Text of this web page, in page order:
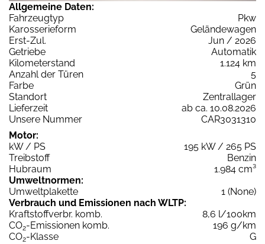
Allgemeine Daten:
Fahrzeugtyp
Pkw
Karosserieform
Geländewagen
Erst-Zul.
Jun / 2026
Getriebe
Automatik
Kilometerstand
1.124 km
Anzahl der Türen
5
Farbe
Grün
Standort
Zentrallager
Lieferzeit
ab ca. 10.08.2026
Unsere Nummer
CAR3031310
Motor:
kW / PS
195 kW / 265 PS
Treibstoff
Benzin
Hubraum
1.984 cm³
Umweltnormen:
Umweltplakette
1 (None)
Verbrauch und Emissionen nach WLTP:
Kraftstoffverbr. komb.
8,6 l/100km
CO2-Emissionen komb.
196 g/km
CO2-Klasse
G